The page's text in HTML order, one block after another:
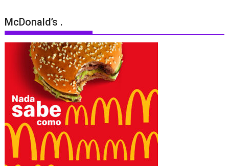
McDonald’s .